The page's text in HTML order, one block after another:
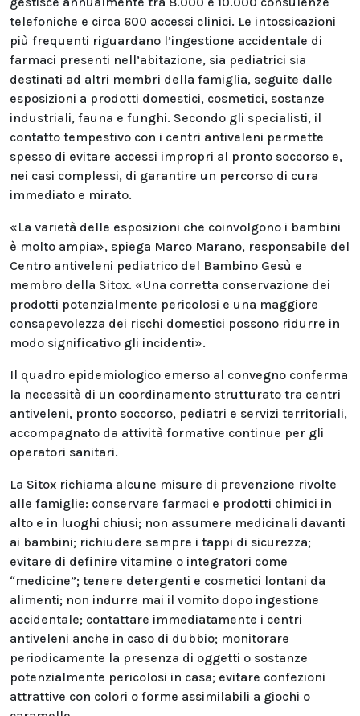
telefoniche e circa 600 accessi clinici. Le intossicazioni
più frequenti riguardano l’ingestione accidentale di
farmaci presenti nell’abitazione, sia pediatrici sia
destinati ad altri membri della famiglia, seguite dalle
esposizioni a prodotti domestici, cosmetici, sostanze
industriali, fauna e funghi. Secondo gli specialisti, il
contatto tempestivo con i centri antiveleni permette
spesso di evitare accessi impropri al pronto soccorso e,
nei casi complessi, di garantire un percorso di cura
immediato e mirato.
«La varietà delle esposizioni che coinvolgono i bambini
è molto ampia», spiega Marco Marano, responsabile del
Centro antiveleni pediatrico del Bambino Gesù e
membro della Sitox. «Una corretta conservazione dei
prodotti potenzialmente pericolosi e una maggiore
consapevolezza dei rischi domestici possono ridurre in
modo significativo gli incidenti».
Il quadro epidemiologico emerso al convegno conferma
la necessità di un coordinamento strutturato tra centri
antiveleni, pronto soccorso, pediatri e servizi territoriali,
accompagnato da attività formative continue per gli
operatori sanitari.
La Sitox richiama alcune misure di prevenzione rivolte
alle famiglie: conservare farmaci e prodotti chimici in
alto e in luoghi chiusi; non assumere medicinali davanti
ai bambini; richiudere sempre i tappi di sicurezza;
evitare di definire vitamine o integratori come
“medicine”; tenere detergenti e cosmetici lontani da
alimenti; non indurre mai il vomito dopo ingestione
accidentale; contattare immediatamente i centri
antiveleni anche in caso di dubbio; monitorare
periodicamente la presenza di oggetti o sostanze
potenzialmente pericolosi in casa; evitare confezioni
attrattive con colori o forme assimilabili a giochi o